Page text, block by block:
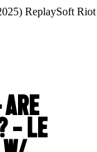
ReplaySoft Riot w/
- LE